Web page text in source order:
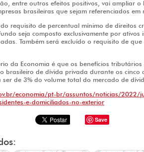
entre outros efeitos positivos, vai ampliar
brasileiras que sejam referenciados em
requisito de percentual mínimo de direitos
seja composto exclusivamente por
Também será excluído o requisito de
da Economia é que os benefícios
brasileiro de dívida privada durante os cinco
de 3% do volume total do mercado de
economia/pt-br/assuntos/noticias/2022/
e-domiciliados-no-exterior
Save